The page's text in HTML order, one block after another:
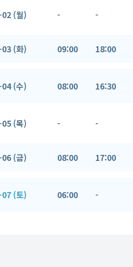
(월) - -
(화) 09:00 18:00
(수) 08:00 16:30
(목) - -
(금) 08:00 17:00
(토) 06:00 -